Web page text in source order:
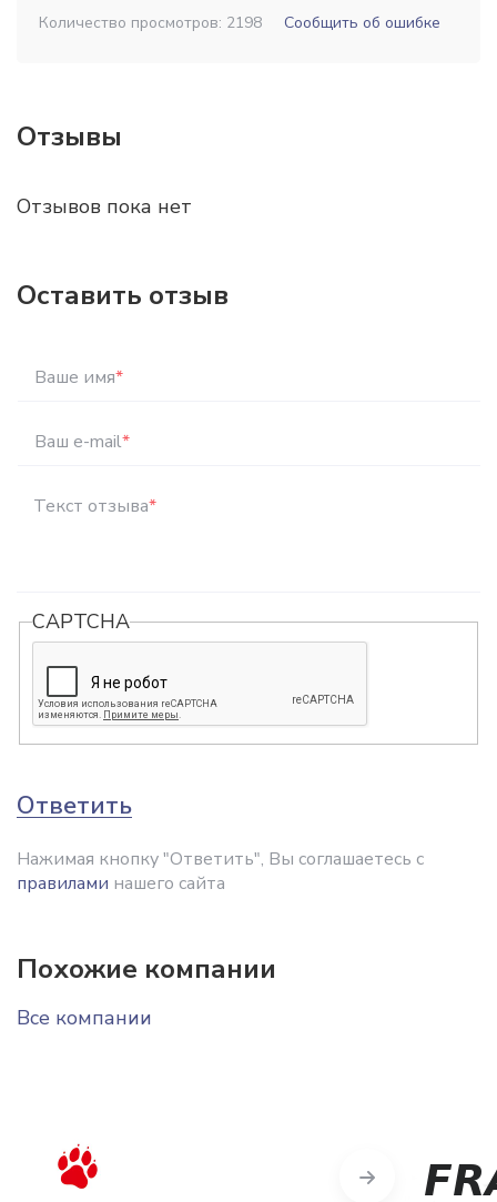
Количество просмотров: 2198
Сообщить об ошибке
Отзывы
Отзывов пока нет
Оставить отзыв
Ваше имя*
Ваш e-mail*
Текст отзыва*
CAPTCHA
Ответить
Нажимая кнопку "Ответить", Вы соглашаетесь с
правилами нашего сайта
Похожие компании
Все компании
Next